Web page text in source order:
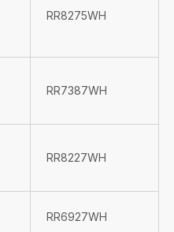
RR8275WH
RR7387WH
RR8227WH
RR6927WH